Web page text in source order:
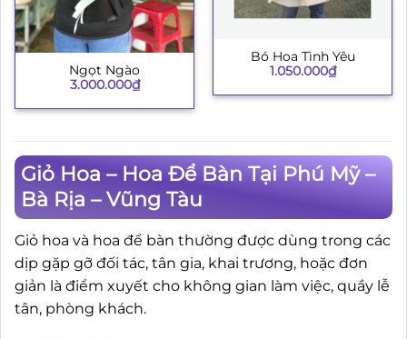
Ngọt Ngào
3.000.000₫
Bó Hoa Tình Yêu
1.050.000₫
Giỏ Hoa – Hoa Để Bàn Tại Phú Mỹ –
Bà Rịa – Vũng Tàu
Giỏ hoa và hoa để bàn thường được dùng trong các
dịp gặp gỡ đối tác, tân gia, khai trương, hoặc đơn
giản là điểm xuyết cho không gian làm việc, quầy lễ
tân, phòng khách.